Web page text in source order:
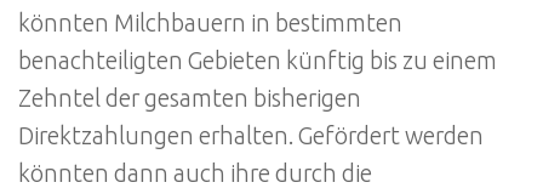
könnten Milchbauern in bestimmten
benachteiligten Gebieten künftig bis zu einem
Zehntel der gesamten bisherigen
Direktzahlungen erhalten. Gefördert werden
könnten dann auch ihre durch die